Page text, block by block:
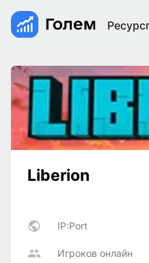
Liberion
IP:Port
Игроков онлайн